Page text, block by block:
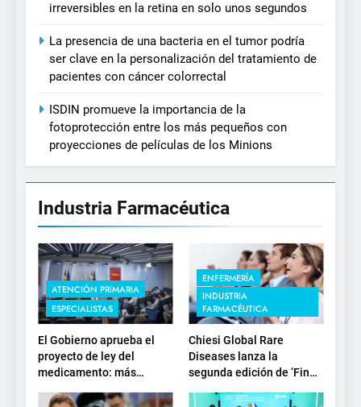
irreversibles en la retina en solo unos segundos
La presencia de una bacteria en el tumor podría
ser clave en la personalización del tratamiento de
pacientes con cáncer colorrectal
ISDIN promueve la importancia de la
fotoprotección entre los más pequeños con
proyecciones de películas de los Minions
Industria Farmacéutica
ATENCIÓN PRIMARIA
ESPECIALISTAS
El Gobierno aprueba el
proyecto de ley del
medicamento: más
sostenibilidad, autonomía
ENFERMERÍA
INDUSTRIA
FARMACÉUTICA
Chiesi Global Rare
Diseases lanza la
segunda edición de ‘Find
For Rare’ para impulsar la